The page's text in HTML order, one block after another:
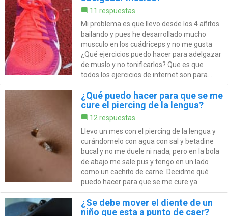
11 respuestas
Mi problema es que llevo desde los 4 añitos
bailando y pues he desarrollado mucho
musculo en los cuádriceps y no me gusta
¿Qué ejercicios puedo hacer para adelgazar
de muslo y no tonificarlos? Que es que
todos los ejercicios de internet son para...
¿Qué puedo hacer para que se me
cure el piercing de la lengua?
12 respuestas
Llevo un mes con el piercing de la lengua y
curándomelo con agua con sal y betadine
bucal y no me duele ni nada, pero en la bola
de abajo me sale pus y tengo en un lado
como un cachito de carne. Decidme qué
puedo hacer para que se me cure ya.
¿Se debe mover el diente de un
niño que esta a punto de caer?